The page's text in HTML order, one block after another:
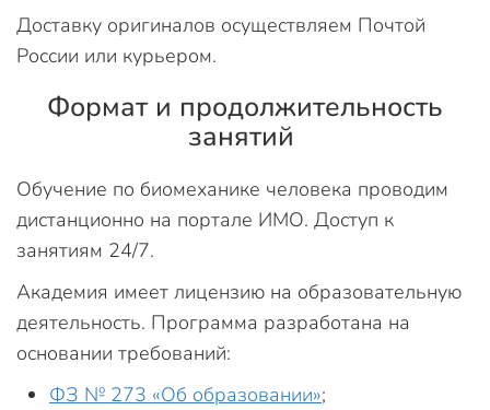
Доставку оригиналов осуществляем Почтой
России или курьером.
Формат и продолжительность
занятий
Обучение по биомеханике человека проводим
дистанционно на портале ИМО. Доступ к
занятиям 24/7.
Академия имеет лицензию на образовательную
деятельность. Программа разработана на
основании требований:
ФЗ № 273 «Об образовании»;